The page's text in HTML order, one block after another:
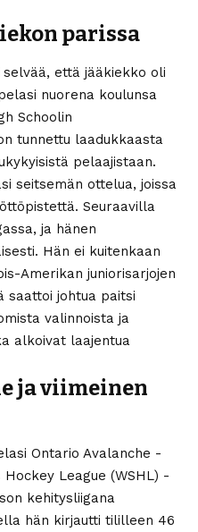
parissa
että jääkiekko oli
nuorena koulunsa
Schoolin
tunnettu laadukkaasta
pelaajistaan.
seitsemän ottelua, joissa
Seuraavilla
ja hänen
Hän ei kuitenkaan
Amerikan juniorisarjojen
saattoi johtua paitsi
valinnoista ja
alkoivat laajentua
ja viimeinen
Ontario Avalanche -
League (WSHL) -
kehitysliigana
hän kirjautti tililleen 46